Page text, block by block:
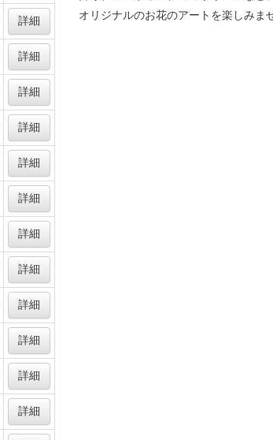
詳細
詳細
詳細
詳細
詳細
詳細
詳細
詳細
詳細
詳細
詳細
詳細
オリジナルのお花のアートを楽しみま